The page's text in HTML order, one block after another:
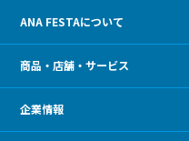
ANA FESTAについて
商品・店舗・サービス
企業情報